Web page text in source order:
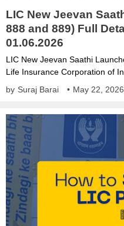
LIC New Jeevan
888 and 889) Full
01.06.2026
LIC New Jeevan Saathi
Life Insurance Corporation of
by Suraj Barai • May 22, 2026